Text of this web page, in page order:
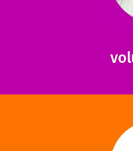
Somos muito
ajudar com certos
saiba